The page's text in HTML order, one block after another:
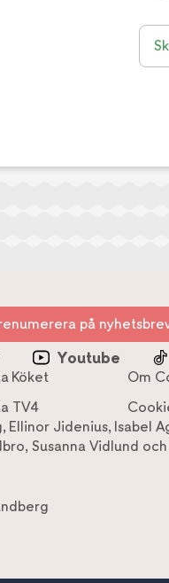
på
Youtube
Köket Om
TV4
, Ellinor Jidenius, Isabel
, Susanna Vidlund och